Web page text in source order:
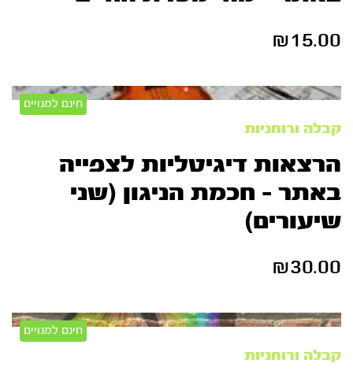
₪15.00
חינם למנויים
קבלה ורוחניות
הרצאות דיגיטליות לצפייה
באתר – חכמת הניגון (שני
שיעורים)
₪30.00
חינם למנויים
קבלה ורוחניות